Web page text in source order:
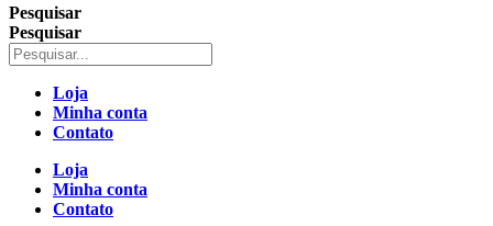
Pesquisar
Pesquisar
Loja
Minha conta
Contato
Loja
Minha conta
Contato